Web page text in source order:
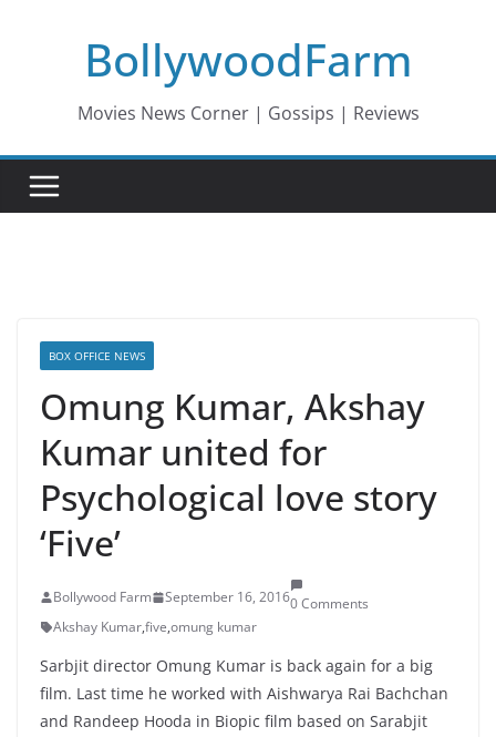
BollywoodFarm
Movies News Corner | Gossips | Reviews
BOX OFFICE NEWS
Omung Kumar, Akshay
Kumar united for
Psychological love story
‘Five’
Bollywood Farm September 16, 20160 Comments
Akshay Kumar,five,omung kumar
Sarbjit director Omung Kumar is back again for a big
film. Last time he worked with Aishwarya Rai Bachchan
and Randeep Hooda in Biopic film based on Sarabjit